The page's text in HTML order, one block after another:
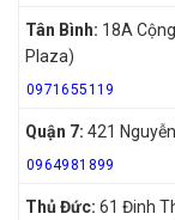
Tân Bình: 18A
Plaza)
0971655119
Quận 7: 421
0964981899
Thủ Đức: 61 Đinh